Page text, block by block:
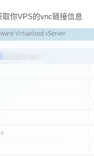
取你VPS的vnc链接信息